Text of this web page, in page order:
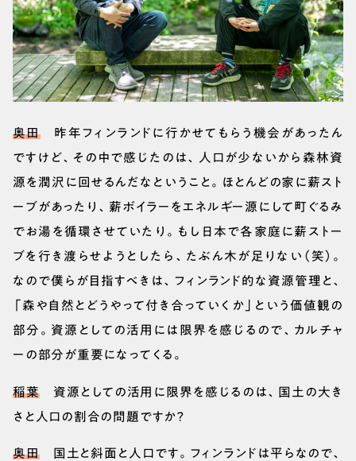
奥田昨年フィンランドに行かせてもらう機会があったん
ですけど、その中で感じたのは、人口が少ないから森林資
源を潤沢に回せるんだなということ。ほとんどの家に薪スト
ーブがあったり、薪ボイラーをエネルギー源にして町ぐるみ
でお湯を循環させていたり。もし日本で各家庭に薪ストー
ブを行き渡らせようとしたら、たぶん木が足りない（笑）。
なので僕らが目指すべきは、フィンランド的な資源管理と、
「森や自然とどうやって付き合っていくか」という価値観の
部分。資源としての活用には限界を感じるので、カルチャ
ーの部分が重要になってくる。
稲葉 資源としての活用に限界を感じるのは、国土の大き
さと人口の割合の問題ですか？
奥田国土と斜面と人口です。フィンランドは平らなので、